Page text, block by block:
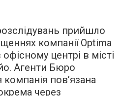
прийшло
компанії Optima
центрі в місті
Агенти Бюро
пов’язана
через